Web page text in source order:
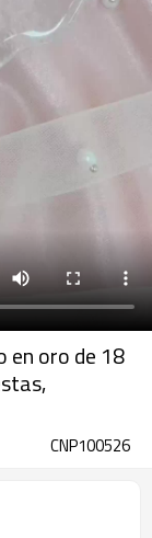
en oro de 18
CNP100526